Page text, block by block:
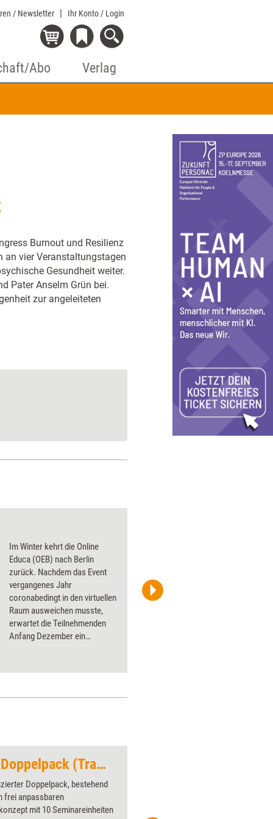
/ Newsletter Ihr Konto / Login
Abo Verlag
Burnout und Resilienz
an vier Veranstaltungstagen
Gesundheit weiter.
Pater Anselm Grün bei.
zur angeleiteten
Im Winter kehrt die Online
Educa (OEB) nach Berlin
zurück. Nachdem das Event
vergangenes Jahr
coronabedingt in den virtuellen
Raum ausweichen musste,
erwartet die Teilnehmenden
Anfang Dezember ein
jd-photodesign/Adobe Stock
Burnout-Prävention Doppelpack (Trainingskonzept plus KartenSet)
Doppelpack, bestehend
frei anpassbaren
mit 10 Seminareinheiten